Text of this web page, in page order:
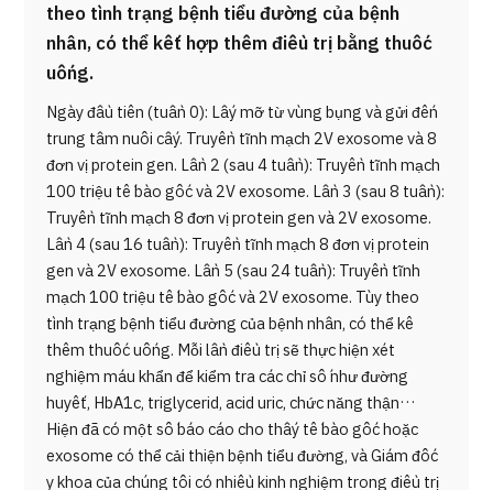
theo tình trạng bệnh tiểu đường của bệnh
nhân, có thể kết hợp thêm điều trị bằng thuốc
uống.
Ngày đầu tiên (tuần 0): Lấy mỡ từ vùng bụng và gửi đến
trung tâm nuôi cấy. Truyền tĩnh mạch 2V exosome và 8
đơn vị protein gen. Lần 2 (sau 4 tuần): Truyền tĩnh mạch
100 triệu tế bào gốc và 2V exosome. Lần 3 (sau 8 tuần):
Truyền tĩnh mạch 8 đơn vị protein gen và 2V exosome.
Lần 4 (sau 16 tuần): Truyền tĩnh mạch 8 đơn vị protein
gen và 2V exosome. Lần 5 (sau 24 tuần): Truyền tĩnh
mạch 100 triệu tế bào gốc và 2V exosome. Tùy theo
tình trạng bệnh tiểu đường của bệnh nhân, có thể kê
thêm thuốc uống. Mỗi lần điều trị sẽ thực hiện xét
nghiệm máu khẩn để kiểm tra các chỉ số như đường
huyết, HbA1c, triglycerid, acid uric, chức năng thận…
Hiện đã có một số báo cáo cho thấy tế bào gốc hoặc
exosome có thể cải thiện bệnh tiểu đường, và Giám đốc
y khoa của chúng tôi có nhiều kinh nghiệm trong điều trị